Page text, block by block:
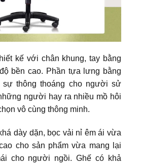
kế với chân khung, tay bằng
bền cao. Phần tựa lưng bằng
thông thoáng cho người sử
người hay ra nhiều mồ hôi
vô cùng thông minh.
dày dặn, bọc vải nỉ êm ái vừa
cho sản phẩm vừa mang lại
cho người ngồi. Ghế có khả